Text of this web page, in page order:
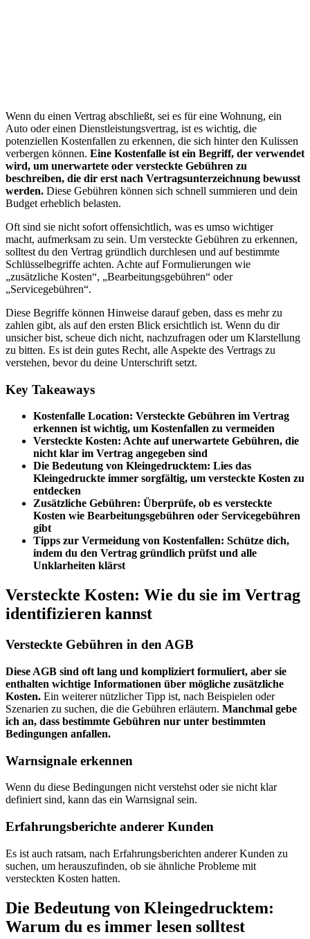
Wenn du einen Vertrag abschließt, sei es für eine Wohnung, ein
Auto oder einen Dienstleistungsvertrag, ist es wichtig, die
potenziellen Kostenfallen zu erkennen, die sich hinter den Kulissen
verbergen können. Eine Kostenfalle ist ein Begriff, der verwendet
wird, um unerwartete oder versteckte Gebühren zu
beschreiben, die dir erst nach Vertragsunterzeichnung bewusst
werden. Diese Gebühren können sich schnell summieren und dein
Budget erheblich belasten.
Oft sind sie nicht sofort offensichtlich, was es umso wichtiger
macht, aufmerksam zu sein. Um versteckte Gebühren zu erkennen,
solltest du den Vertrag gründlich durchlesen und auf bestimmte
Schlüsselbegriffe achten. Achte auf Formulierungen wie
„zusätzliche Kosten“, „Bearbeitungsgebühren“ oder
„Servicegebühren“.
Diese Begriffe können Hinweise darauf geben, dass es mehr zu
zahlen gibt, als auf den ersten Blick ersichtlich ist. Wenn du dir
unsicher bist, scheue dich nicht, nachzufragen oder um Klarstellung
zu bitten. Es ist dein gutes Recht, alle Aspekte des Vertrags zu
verstehen, bevor du deine Unterschrift setzt.
Key Takeaways
Kostenfalle Location: Versteckte Gebühren im Vertrag
erkennen ist wichtig, um Kostenfallen zu vermeiden
Versteckte Kosten: Achte auf unerwartete Gebühren, die
nicht klar im Vertrag angegeben sind
Die Bedeutung von Kleingedrucktem: Lies das
Kleingedruckte immer sorgfältig, um versteckte Kosten zu
entdecken
Zusätzliche Gebühren: Überprüfe, ob es versteckte
Kosten wie Bearbeitungsgebühren oder Servicegebühren
gibt
Tipps zur Vermeidung von Kostenfallen: Schütze dich,
indem du den Vertrag gründlich prüfst und alle
Unklarheiten klärst
Versteckte Kosten: Wie du sie im Vertrag
identifizieren kannst
Versteckte Gebühren in den AGB
Diese AGB sind oft lang und kompliziert formuliert, aber sie
enthalten wichtige Informationen über mögliche zusätzliche
Kosten. Ein weiterer nützlicher Tipp ist, nach Beispielen oder
Szenarien zu suchen, die die Gebühren erläutern. Manchmal gebe
ich an, dass bestimmte Gebühren nur unter bestimmten
Bedingungen anfallen.
Warnsignale erkennen
Wenn du diese Bedingungen nicht verstehst oder sie nicht klar
definiert sind, kann das ein Warnsignal sein.
Erfahrungsberichte anderer Kunden
Es ist auch ratsam, nach Erfahrungsberichten anderer Kunden zu
suchen, um herauszufinden, ob sie ähnliche Probleme mit
versteckten Kosten hatten.
Die Bedeutung von Kleingedrucktem:
Warum du es immer lesen solltest